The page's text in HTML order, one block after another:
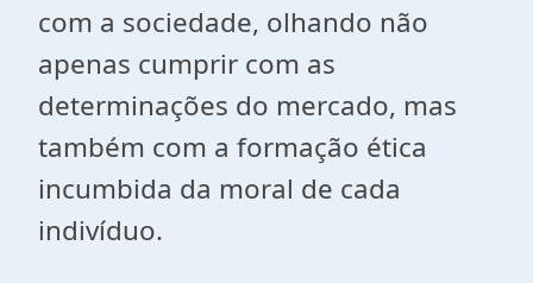
com a sociedade, olhando não
apenas cumprir com as
determinações do mercado, mas
também com a formação ética
incumbida da moral de cada
indivíduo.